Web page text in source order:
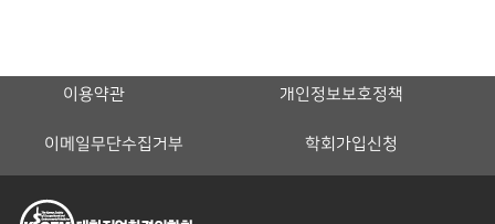
이용약관 개인정보보호정책
이메일무단수집거부 학회가입신청